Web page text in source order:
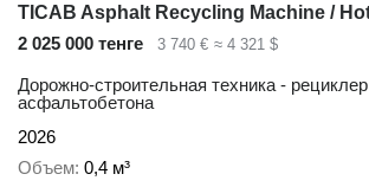
2 025 000 тенге 3 740 € ≈ 4 321 $
Дорожно-строительная техника - рециклер
асфальтобетона
2026
Объем 0,4 м³